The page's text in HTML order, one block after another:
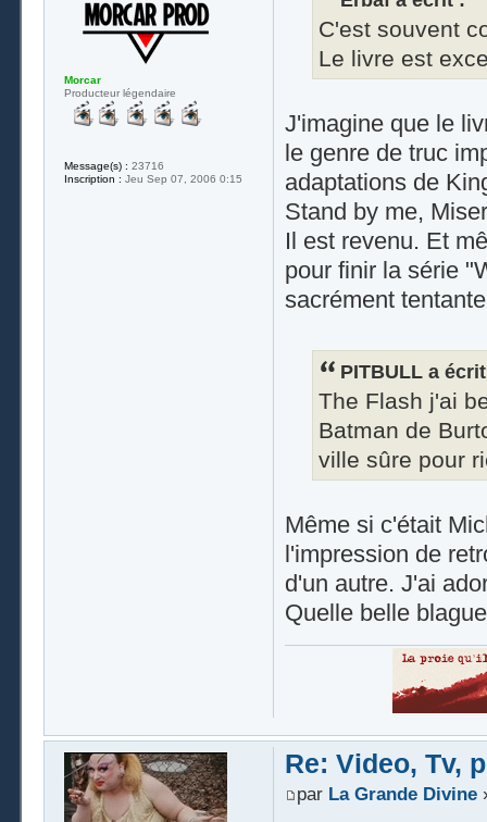
C'est souvent
Le livre est
J'imagine que le
le genre de truc
adaptations de
Stand by me,
Il est revenu. Et
pour finir la série
sacrément
PITBULL a
The Flash j'ai
Batman de
ville sûre pour
Même si c'était
l'impression de
d'un autre. J'ai
Quelle belle
Morcar
Producteur légendaire
Message(s) : 23716
Inscription : Jeu Sep 07, 2006 0:15
Re: Video, Tv,
par La Grande Divine